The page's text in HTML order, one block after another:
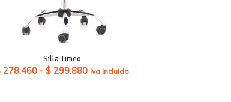
Silla Timeo
278.460 - $299.880Rango
iva incluido